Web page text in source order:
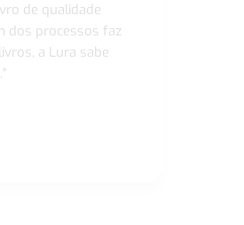
de qualidade
dos processos faz
a Lura sabe